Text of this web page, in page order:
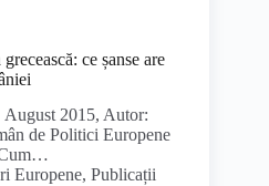
ce șanse are
2015, Autor:
de Politici Europene
Europene, Publicații